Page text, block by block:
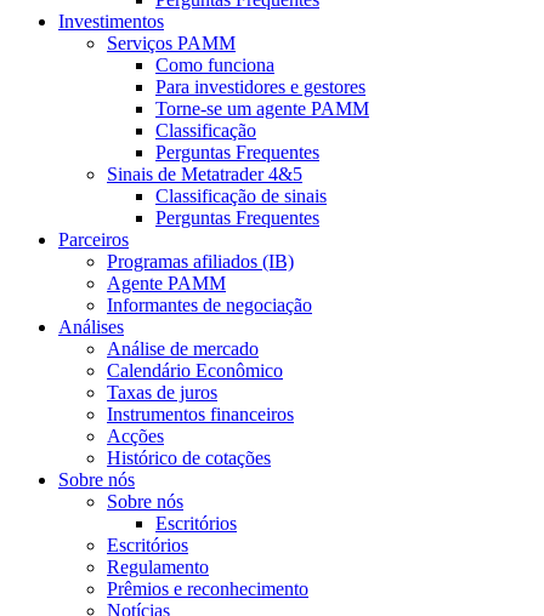
Investimentos
Serviços PAMM
Como funciona
Para investidores e gestores
Torne-se um agente PAMM
Classificação
Perguntas Frequentes
Sinais de Metatrader 4&5
Classificação de sinais
Perguntas Frequentes
Parceiros
Programas afiliados (IB)
Agente PAMM
Informantes de negociação
Análises
Análise de mercado
Calendário Econômico
Taxas de juros
Instrumentos financeiros
Acções
Histórico de cotações
Sobre nós
Sobre nós
Escritórios
Escritórios
Regulamento
Prêmios e reconhecimento
Notícias